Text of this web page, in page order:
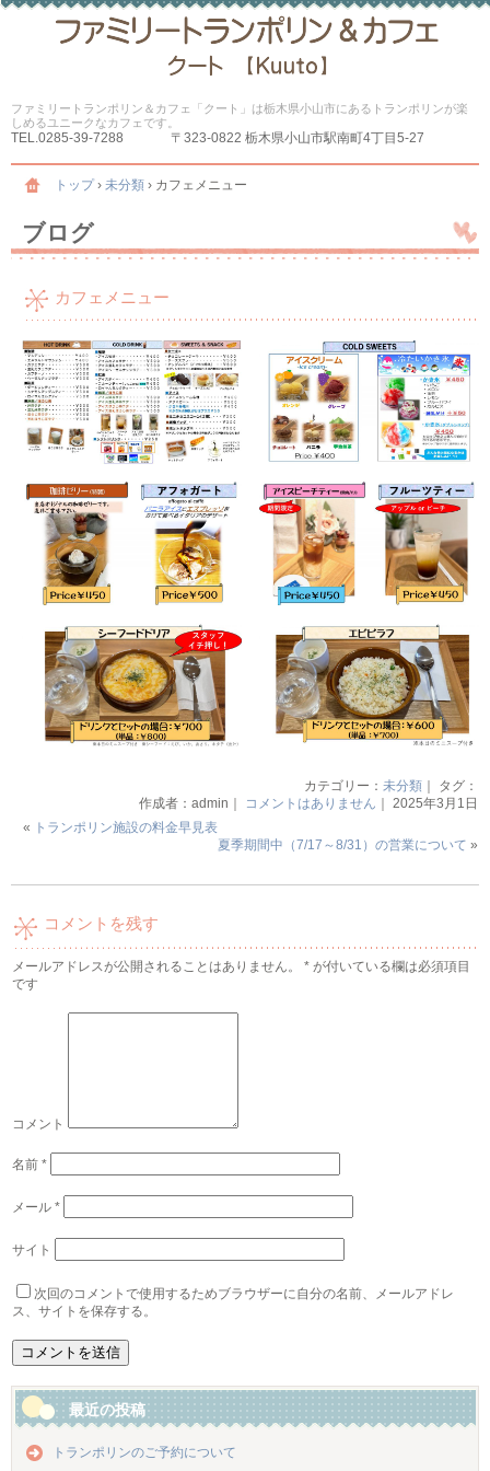
ファミリートランポリン＆カフェ「クート」は栃木県小山市にあるトランポリンが楽
しめるユニークなカフェです。
TEL.0285-39-7288 〒323-0822 栃木県小山市駅南町4丁目5-27
トップ› 未分類 › カフェメニュー
ブログ
カフェメニュー
カテゴリー： 未分類｜ タグ：
作成者：admin｜
コメントはありません ｜ 2025年3月1日
« トランポリン施設の料金早見表
夏季期間中（7/17～8/31）の営業について »
コメントを残す
メールアドレスが公開されることはありません。 * が付いている欄は必須項目
です
コメント
名前*
メール*
サイト
次回のコメントで使用するためブラウザーに自分の名前、メールアドレ
ス、サイトを保存する。
最近の投稿
トランポリンのご予約について